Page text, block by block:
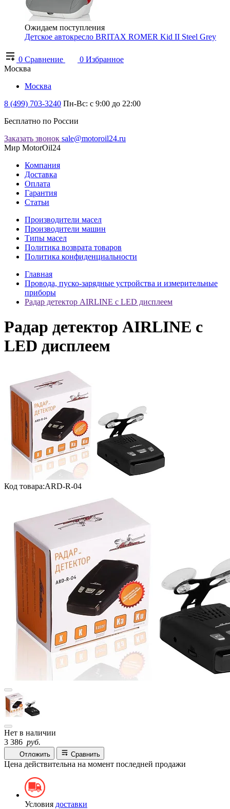
Ожидаем поступления
Детское автокресло BRITAX ROMER Kid II Steel Grey
0 Сравнение 0 Избранное
Москва
Москва
8 (499) 703-3240 Пн-Вс: с 9:00 до 22:00
Бесплатно по России
Заказать звонок sale@motoroil24.ru
Мир MotorOil24
Компания
Доставка
Оплата
Гарантия
Статьи
Производители масел
Производители машин
Типы масел
Политика возврата товаров
Политика конфиденциальности
Главная
Провода, пуско-зарядные устройства и измерительные
приборы
Радар детектор AIRLINE с LED дисплеем
Радар детектор AIRLINE с
LED дисплеем
Код товара:ARD-R-04
Нет в наличии
3 386 руб.
Отложить Сравнить
Цена действительна на момент последней продажи
Условия доставки